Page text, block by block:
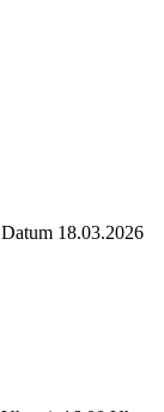
Datum 18.03.2026